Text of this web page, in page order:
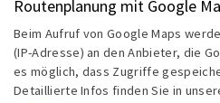
Routenplanung mit Google
Beim Aufruf von Google Maps
(IP-Adresse) an den Anbieter, die
es möglich, dass Zugriffe
Detaillierte Infos finden Sie in